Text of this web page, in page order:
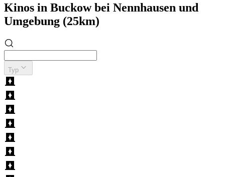
Kinos in Buckow bei Nennhausen und
Umgebung (25km)
Typ